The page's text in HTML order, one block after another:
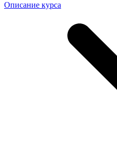
Описание курса